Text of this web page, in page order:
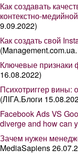
Как создавать
контекстно-
9.09.2022)
Как создать свой
Ключевые признаки
16.08.2022)
Психотриггер вины:
(ЛІГА.Блоги
Facebook Ads VS
diverge and how can
Зачем нужен
MediaSapiens